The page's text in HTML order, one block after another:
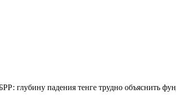
глубину падения тенге трудно объяснить